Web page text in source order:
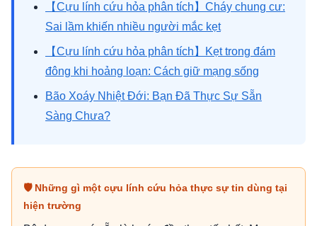
【Cựu lính cứu hỏa phân tích】Cháy chung cư:
Sai lầm khiến nhiều người mắc kẹt
【Cựu lính cứu hỏa phân tích】Kẹt trong đám
đông khi hoảng loạn: Cách giữ mạng sống
Bão Xoáy Nhiệt Đới: Bạn Đã Thực Sự Sẵn
Sàng Chưa?
🛡 Những gì một cựu lính cứu hỏa thực sự tin dùng tại
hiện trường